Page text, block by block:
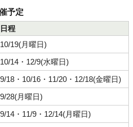
催予定
日程
10/19(月曜日)
10/14・12/9(水曜日)
9/18・10/16・11/20・12/18(金曜日)
9/28(月曜日)
9/14・11/9・12/14(月曜日)